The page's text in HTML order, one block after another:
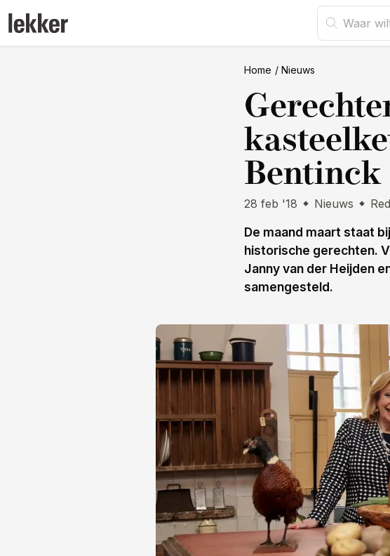
Home Nieuws
Bentinck
28 feb '18 Nieuws
De maand maart staat
historische gerechten.
Janny van der Heijden
samengesteld.